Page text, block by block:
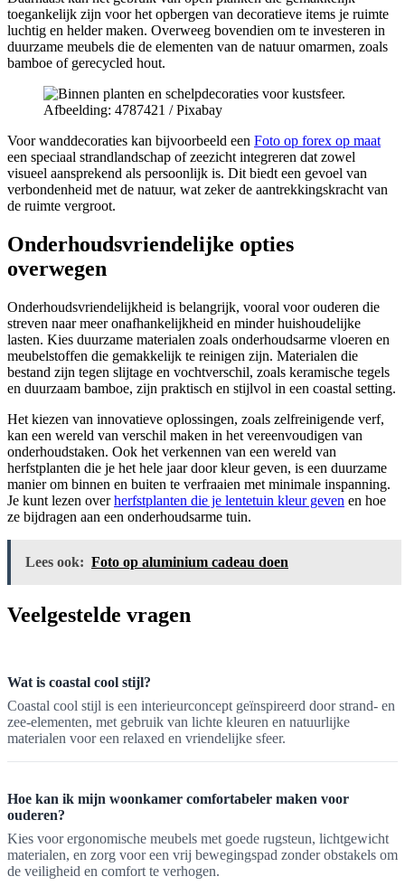
toegankelijk zijn voor het opbergen van decoratieve items je ruimte
luchtig en helder maken. Overweeg bovendien om te investeren in
duurzame meubels die de elementen van de natuur omarmen, zoals
bamboe of gerecycled hout.
Afbeelding: 4787421 / Pixabay
Voor wanddecoraties kan bijvoorbeeld een Foto op forex op maat
een speciaal strandlandschap of zeezicht integreren dat zowel
visueel aansprekend als persoonlijk is. Dit biedt een gevoel van
verbondenheid met de natuur, wat zeker de aantrekkingskracht van
de ruimte vergroot.
Onderhoudsvriendelijke opties
overwegen
Onderhoudsvriendelijkheid is belangrijk, vooral voor ouderen die
streven naar meer onafhankelijkheid en minder huishoudelijke
lasten. Kies duurzame materialen zoals onderhoudsarme vloeren en
meubelstoffen die gemakkelijk te reinigen zijn. Materialen die
bestand zijn tegen slijtage en vochtverschil, zoals keramische tegels
en duurzaam bamboe, zijn praktisch en stijlvol in een coastal setting.
Het kiezen van innovatieve oplossingen, zoals zelfreinigende verf,
kan een wereld van verschil maken in het vereenvoudigen van
onderhoudstaken. Ook het verkennen van een wereld van
herfstplanten die je het hele jaar door kleur geven, is een duurzame
manier om binnen en buiten te verfraaien met minimale inspanning.
Je kunt lezen overherfstplanten die je lentetuin kleur geven en hoe
ze bijdragen aan een onderhoudsarme tuin.
Lees ook: Foto op aluminium cadeau doen
Veelgestelde vragen
Wat is coastal cool stijl?
Coastal cool stijl is een interieurconcept geïnspireerd door strand- en
zee-elementen, met gebruik van lichte kleuren en natuurlijke
materialen voor een relaxed en vriendelijke sfeer.
Hoe kan ik mijn woonkamer comfortabeler maken voor
ouderen?
Kies voor ergonomische meubels met goede rugsteun, lichtgewicht
materialen, en zorg voor een vrij bewegingspad zonder obstakels om
de veiligheid en comfort te verhogen.